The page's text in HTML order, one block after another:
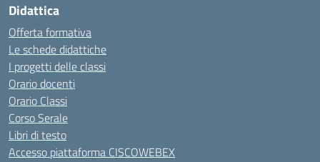
Didattica
Offerta formativa
Le schede didattiche
I progetti delle classi
Orario docenti
Orario Classi
Corso Serale
Libri di testo
Accesso piattaforma CISCOWEBEX